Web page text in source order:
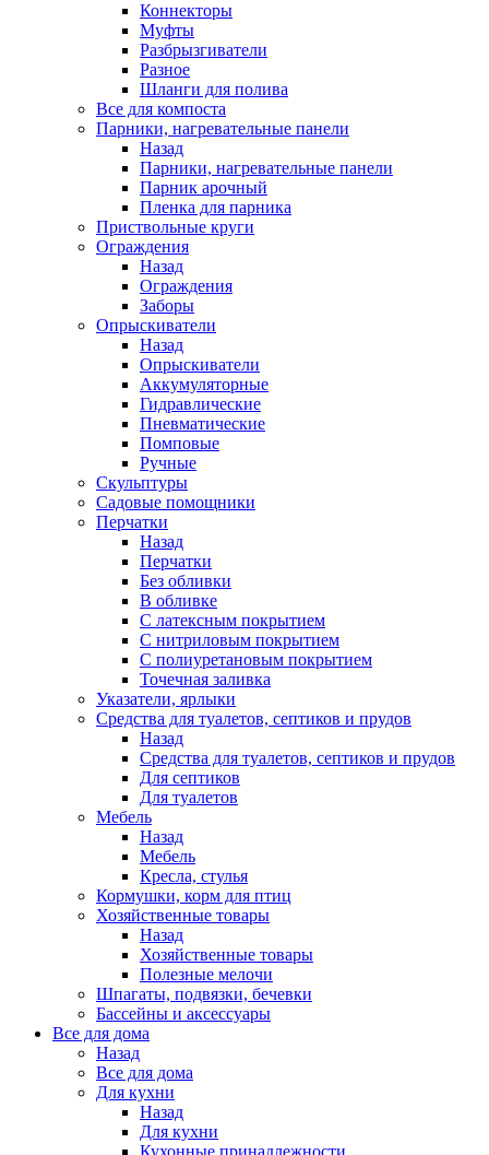
Коннекторы
Муфты
Разбрызгиватели
Разное
Шланги для полива
Все для компоста
Парники, нагревательные панели
Назад
Парники, нагревательные панели
Парник арочный
Пленка для парника
Приствольные круги
Ограждения
Назад
Ограждения
Заборы
Опрыскиватели
Назад
Опрыскиватели
Аккумуляторные
Гидравлические
Пневматические
Помповые
Ручные
Скульптуры
Садовые помощники
Перчатки
Назад
Перчатки
Без обливки
В обливке
С латексным покрытием
С нитриловым покрытием
С полиуретановым покрытием
Точечная заливка
Указатели, ярлыки
Средства для туалетов, септиков и прудов
Назад
Средства для туалетов, септиков и прудов
Для септиков
Для туалетов
Мебель
Назад
Мебель
Кресла, стулья
Кормушки, корм для птиц
Хозяйственные товары
Назад
Хозяйственные товары
Полезные мелочи
Шпагаты, подвязки, бечевки
Бассейны и аксессуары
Все для дома
Назад
Все для дома
Для кухни
Назад
Для кухни
Кухонные принадлежности